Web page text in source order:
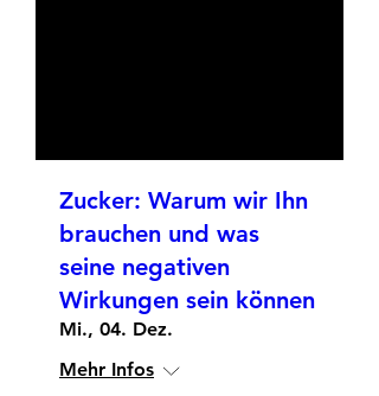
Zucker: Warum wir Ihn
brauchen und was
seine negativen
Wirkungen sein können
Mi., 04. Dez.
Mehr Infos